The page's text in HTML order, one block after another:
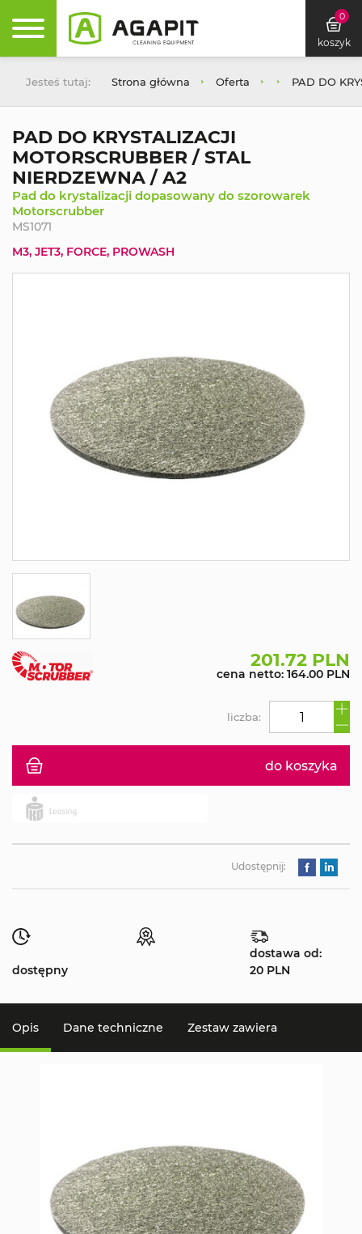
0
koszyk
Jesteś tutaj: Strona główna Oferta PAD DO
PAD DO KRYSTALIZACJI
MOTORSCRUBBER / STAL
NIERDZEWNA / A2
Pad do krystalizacji dopasowany do szorowarek
Motorscrubber
MS1071
M3, JET3, FORCE, PROWASH
201.72 PLN
cena netto: 164.00 PLN
do koszyka
liczba:
Udostępnij:
dostępny
dostawa od:
20 PLN
Opis Dane techniczne Zestaw zawiera